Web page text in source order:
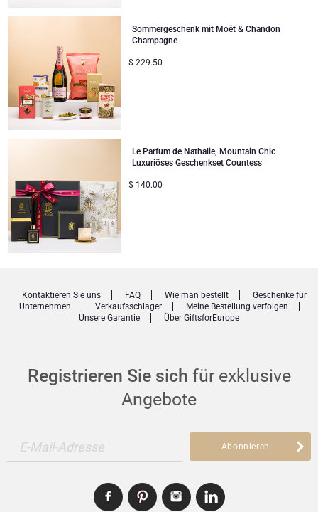
Sommergeschenk mit Moët & Chandon
Champagne
$ 229.50
Le Parfum de Nathalie, Mountain Chic
Luxuriöses Geschenkset Countess
$ 140.00
Registrieren Sie sich für exklusive
Angebote
E-Mail-Adresse Abonnieren
Kontaktieren Sie uns FAQ Wie man bestellt
Geschenke für
Unternehmen
Verkaufsschlager
Meine Bestellung verfolgen
Unsere Garantie
Über GiftsforEurope